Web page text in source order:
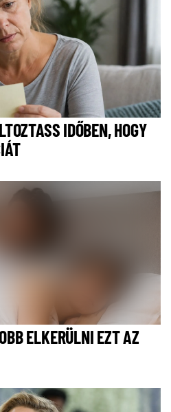
IDŐBEN, HOGY
ELKERÜLNI EZT AZ